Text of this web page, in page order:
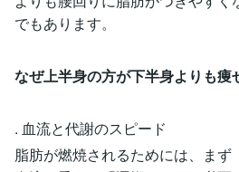
でもあります。
なぜ上半身の方が下半身よりも痩
. 血流と代謝のスピード
脂肪が燃焼されるためには、まず